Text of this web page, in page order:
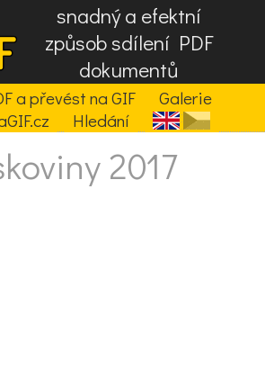
snadný a efektní
způsob sdílení PDF
dokumentů
a převést na GIF
Galerie
Hledání
2017